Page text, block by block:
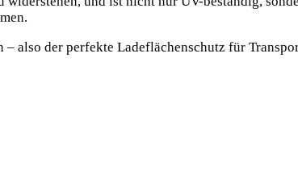
also der perfekte Ladeflächenschutz für